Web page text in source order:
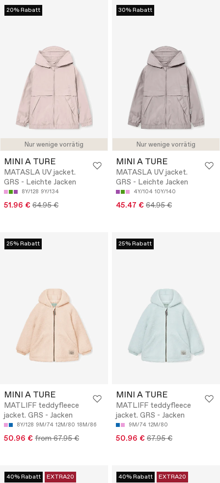
Nur wenige vorrätig
20% Rabatt
MINI A TURE
MATASLA UV jacket.
GRS - Leichte Jacken
8Y/128 9Y/134
51.96 € 64.95 €
Nur wenige vorrätig
30% Rabatt
MINI A TURE
MATASLA UV jacket.
GRS - Leichte Jacken
4Y/104 10Y/140
45.47 € 64.95 €
25% Rabatt
MINI A TURE
MATLIFF teddyfleece
jacket. GRS - Jacken
8Y/128 9M/74 12M/80 18M/86
50.96 € from 67.95 €
25% Rabatt
MINI A TURE
MATLIFF teddyfleece
jacket. GRS - Jacken
9M/74 12M/80
50.96 € 67.95 €
40% Rabatt EXTRA20 40% Rabatt EXTRA20